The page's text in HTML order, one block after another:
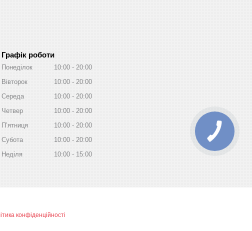
Графік роботи
Понеділок 10:00
20:00
Вівторок
10:00
20:00
Середа
10:00
20:00
Четвер
10:00
20:00
Пʼятниця
10:00
20:00
Субота
10:00
20:00
Неділя
10:00 15:00
конфіденційності